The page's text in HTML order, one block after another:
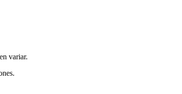
variar.